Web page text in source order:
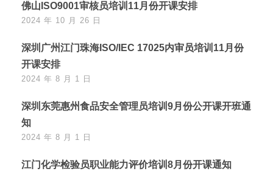
佛山ISO9001审核员培训11月份开课安排
2024 年 10 月 26 日
深圳广州江门珠海ISO/IEC 17025内审员培训11月份
开课安排
2024 年 8 月 1 日
深圳东莞惠州食品安全管理员培训9月份公开课开班通
知
2024 年 8 月 1 日
江门化学检验员职业能力评价培训8月份开课通知